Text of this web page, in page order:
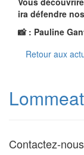
ira défendre
📸 : Pauline
Retour aux
Contactez-nous